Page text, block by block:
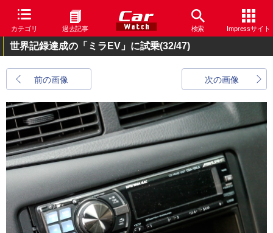
カテゴリ 過去記事 検索 Impressサイト
世界記録達成の「ミラEV」に試乗(32/47)
前の画像 次の画像